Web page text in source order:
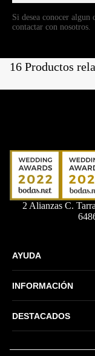
Si desea conocer
contactar con nosotros.
16 Productos
2 Alianzas C.
AYUDA
INFORMACIÓN
DESTACADOS
Guía de tallas